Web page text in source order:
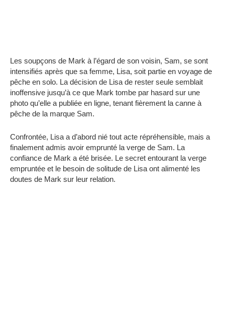
Les soupçons de Mark à l’égard de son voisin, Sam, se sont
intensifiés après que sa femme, Lisa, soit partie en voyage de
pêche en solo. La décision de Lisa de rester seule semblait
inoffensive jusqu’à ce que Mark tombe par hasard sur une
photo qu’elle a publiée en ligne, tenant fièrement la canne à
pêche de la marque Sam.
Confrontée, Lisa a d’abord nié tout acte répréhensible, mais a
finalement admis avoir emprunté la verge de Sam. La
confiance de Mark a été brisée. Le secret entourant la verge
empruntée et le besoin de solitude de Lisa ont alimenté les
doutes de Mark sur leur relation.